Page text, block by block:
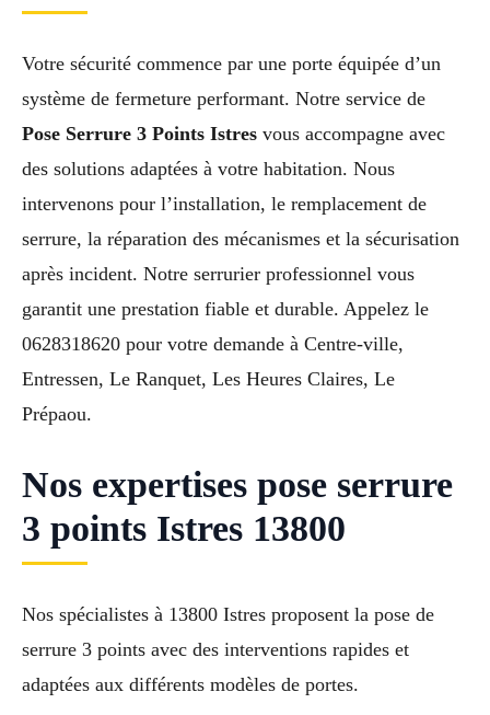
Votre sécurité commence par une porte équipée d’un
système de fermeture performant. Notre service de
Pose Serrure 3 Points Istres vous accompagne avec
des solutions adaptées à votre habitation. Nous
intervenons pour l’installation, le remplacement de
serrure, la réparation des mécanismes et la sécurisation
après incident. Notre serrurier professionnel vous
garantit une prestation fiable et durable. Appelez le
0628318620 pour votre demande à Centre-ville,
Entressen, Le Ranquet, Les Heures Claires, Le
Prépaou.
Nos expertises pose serrure
3 points Istres 13800
Nos spécialistes à 13800 Istres proposent la pose de
serrure 3 points avec des interventions rapides et
adaptées aux différents modèles de portes.